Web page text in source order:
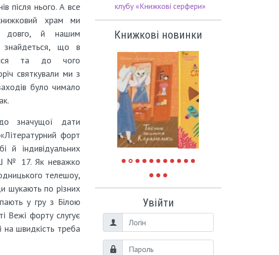
після нього. А все
храм ми
довго, й нашим
що в
та до чого
святкували ми з
було чимало
значущої дати
форт
й індивідуальних
№ 17. Як неважко
телешоу,
шукають по різних
у гру з Білою
Вежі форту слугує
на швидкість треба
клубу «Книжкові серфери»
Книжкові новинки
Увійти
Логін
Пароль